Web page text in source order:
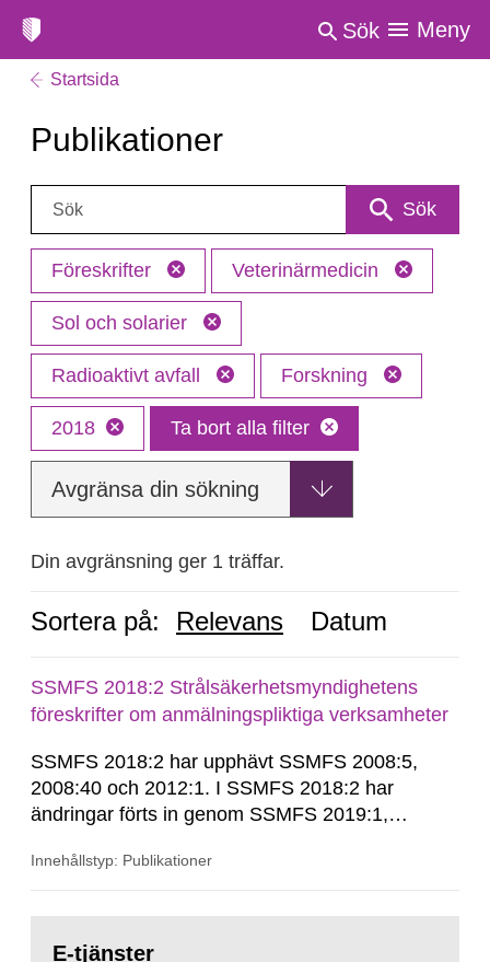
Sök Meny
Startsida
Publikationer
Sök: Sök
Föreskrifter Veterinärmedicin
Sol och solarier
Radioaktivt avfall Forskning
2018 Ta bort alla filter
Avgränsa din sökning
Din avgränsning ger 1 träffar.
Sortera på: Relevans Datum
SSMFS 2018:2 Strålsäkerhetsmyndighetens
föreskrifter om anmälningspliktiga verksamheter
SSMFS 2018:2 har upphävt SSMFS 2008:5,
2008:40 och 2012:1. I SSMFS 2018:2 har
ändringar förts in genom SSMFS 2019:1,
Innehållstyp: Publikationer
E-tjänster